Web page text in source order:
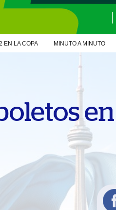
EN LA COPA MINUTO A MINUTO